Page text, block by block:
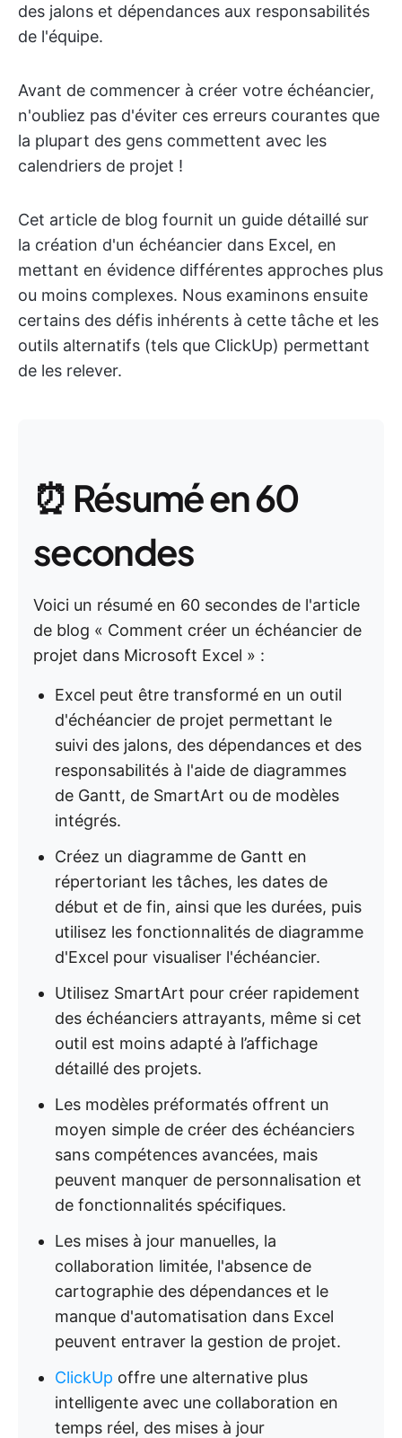
des jalons et dépendances aux responsabilités
de l'équipe.
Avant de commencer à créer votre échéancier,
n'oubliez pas d'éviter ces erreurs courantes que
la plupart des gens commettent avec les
calendriers de projet !
Cet article de blog fournit un guide détaillé sur
la création d'un échéancier dans Excel, en
mettant en évidence différentes approches plus
ou moins complexes. Nous examinons ensuite
certains des défis inhérents à cette tâche et les
outils alternatifs (tels que ClickUp) permettant
de les relever.
⏰ Résumé en 60
secondes
Voici un résumé en 60 secondes de l'article
de blog « Comment créer un échéancier de
projet dans Microsoft Excel » :
Excel peut être transformé en un outil
d'échéancier de projet permettant le
suivi des jalons, des dépendances et des
responsabilités à l'aide de diagrammes
de Gantt, de SmartArt ou de modèles
intégrés.
Créez un diagramme de Gantt en
répertoriant les tâches, les dates de
début et de fin, ainsi que les durées, puis
utilisez les fonctionnalités de diagramme
d'Excel pour visualiser l'échéancier.
Utilisez SmartArt pour créer rapidement
des échéanciers attrayants, même si cet
outil est moins adapté à l’affichage
détaillé des projets.
Les modèles préformatés offrent un
moyen simple de créer des échéanciers
sans compétences avancées, mais
peuvent manquer de personnalisation et
de fonctionnalités spécifiques.
Les mises à jour manuelles, la
collaboration limitée, l'absence de
cartographie des dépendances et le
manque d'automatisation dans Excel
peuvent entraver la gestion de projet.
ClickUp offre une alternative plus
intelligente avec une collaboration en
temps réel, des mises à jour